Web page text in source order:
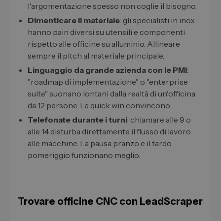
l'argomentazione spesso non coglie il bisogno.
Dimenticare il materiale: gli specialisti in inox
hanno pain diversi su utensili e componenti
rispetto alle officine su alluminio. Allineare
sempre il pitch al materiale principale.
Linguaggio da grande azienda con le PMI:
"roadmap di implementazione" o "enterprise
suite" suonano lontani dalla realtà di un'officina
da 12 persone. Le quick win convincono.
Telefonate durante i turni: chiamare alle 9 o
alle 14 disturba direttamente il flusso di lavoro
alle macchine. La pausa pranzo e il tardo
pomeriggio funzionano meglio.
Trovare officine CNC con LeadScraper